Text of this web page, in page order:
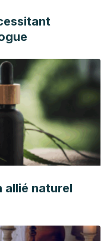
allié naturel